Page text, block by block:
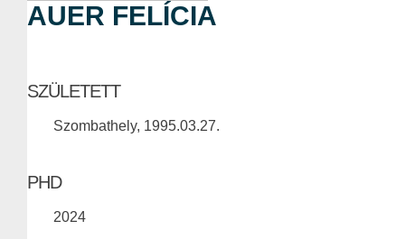
AUER FELÍCIA
SZÜLETETT
Szombathely, 1995.03.27.
PHD
2024